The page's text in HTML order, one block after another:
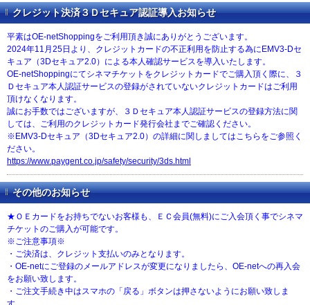
クレジット決済３Ｄセキュア認証導入お知らせ
平素はOE-netShoppingをご利用頂き誠にありがとうございます。
2024年11月25日より、クレジットカードの不正利用を防止する為にEMV3-Dセ
キュア（3Dセキュア2.0）による本人確認サービスを導入いたします。
OE-netShoppingにてシネマチケットをクレジットカードでご購入頂く際に、３
Ｄセキュア本人認証サービスの登録がされていないクレジットカードはご利用
頂けなくなります。
誠にお手数ではございますが、３Ｄセキュア本人認証サービスの登録方法に関
しては、ご利用のクレジットカード発行会社までご確認ください。
※EMV3-Dセキュア（3Dセキュア2.0）の詳細に関しましてはこちらをご参照く
ださい。
https://www.paygent.co.jp/safety/security/3ds.html
その他のお知らせ
★ＯＥカードをお持ちでないお客様も、ＥＣ会員(無料)にご入会頂く事でシネマ
チケットのご購入が可能です。
※ご注意事項※
・ご決済は、クレジット支払いのみとなります。
・OE-netにご登録のメールアドレスが変更になりましたら、OE-netへの再入会
をお願い致します。
・ご注文手続き中はスマホの「戻る」ボタンは押さないようにお願い致しま